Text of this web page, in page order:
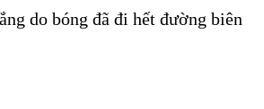
do bóng đã đi hết đường biên